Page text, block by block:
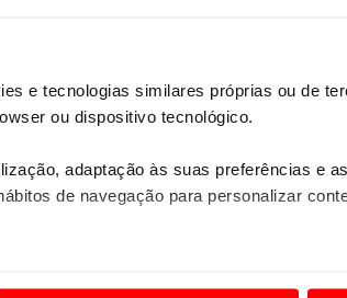
e tecnologias similares próprias ou de
ou dispositivo tecnológico.
adaptação às suas preferências e
de navegação para personalizar